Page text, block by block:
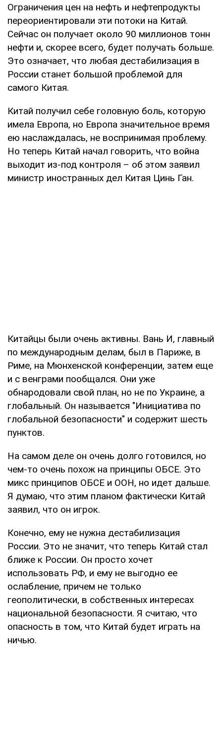
Ограничения цен на нефть и нефтепродукты
переориентировали эти потоки на Китай.
Сейчас он получает около 90 миллионов тонн
нефти и, скорее всего, будет получать больше.
Это означает, что любая дестабилизация в
России станет большой проблемой для
самого Китая.
Китай получил себе головную боль, которую
имела Европа, но Европа значительное время
ею наслаждалась, не воспринимая проблему.
Но теперь Китай начал говорить, что война
выходит из-под контроля – об этом заявил
министр иностранных дел Китая Цинь Ган.
Китайцы были очень активны. Вань И, главный
по международным делам, был в Париже, в
Риме, на Мюнхенской конференции, затем еще
и с венграми пообщался. Они уже
обнародовали свой план, но не по Украине, а
глобальный. Он называется "Инициатива по
глобальной безопасности" и содержит шесть
пунктов.
На самом деле он очень долго готовился, но
чем-то очень похож на принципы ОБСЕ. Это
микс принципов ОБСЕ и ООН, но идет дальше.
Я думаю, что этим планом фактически Китай
заявил, что он игрок.
Конечно, ему не нужна дестабилизация
России. Это не значит, что теперь Китай стал
ближе к России. Он просто хочет
использовать РФ, и ему не выгодно ее
ослабление, причем не только
геополитически, в собственных интересах
национальной безопасности. Я считаю, что
опасность в том, что Китай будет играть на
ничью.